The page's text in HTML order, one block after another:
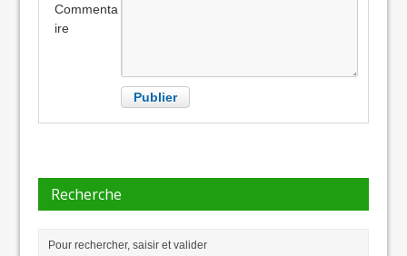
Commenta
ire
Recherche